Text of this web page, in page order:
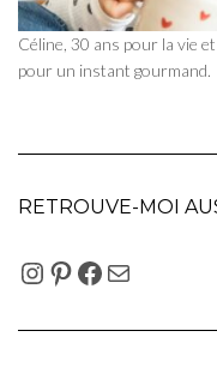
Céline, 30 ans pour la vie
pour un instant gourmand.
RETROUVE-MOI
INSTAGRAM
PINTEREST
FACEBOOK
E-MAIL